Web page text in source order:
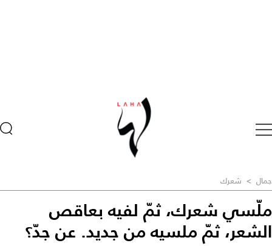
جمال > شعرك
ملّسي شعرك، ثمّ لفيه بعاقص
الشعر، ثمّ ملسيه من جديد. عن جدّ؟